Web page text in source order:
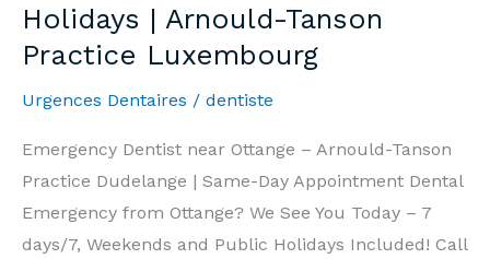
end
et
Fériés
|
Cabinet
Arnould-
Tanson
Holidays | Arnould-Tanson
Practice Luxembourg
Urgences Dentaires / dentiste
Emergency Dentist near Ottange – Arnould-Tanson
Practice Dudelange | Same-Day Appointment Dental
Emergency from Ottange? We See You Today – 7
days/7, Weekends and Public Holidays Included! Call